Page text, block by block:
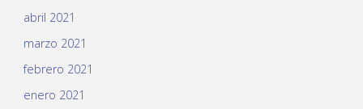
abril 2021
marzo 2021
febrero 2021
enero 2021